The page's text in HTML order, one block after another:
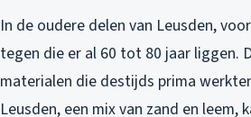
In de oudere delen van Leusden,
tegen die er al 60 tot 80 jaar liggen.
materialen die destijds prima
Leusden, een mix van zand en